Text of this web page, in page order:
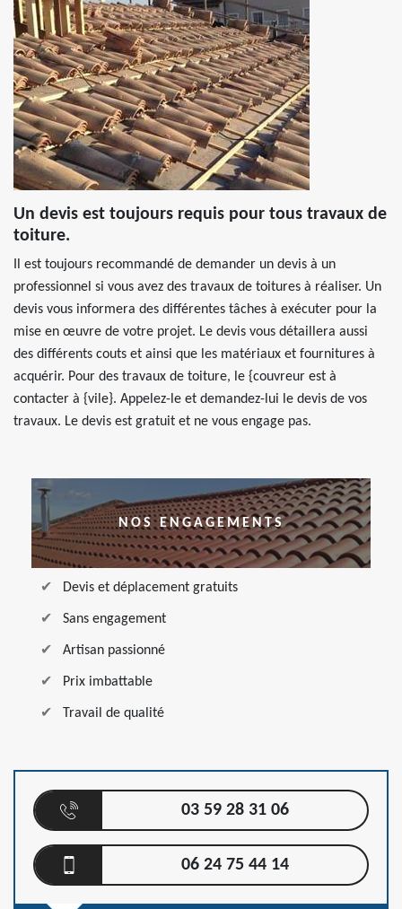
Un devis est toujours requis pour tous travaux de
toiture.
Il est toujours recommandé de demander un devis à un
professionnel si vous avez des travaux de toitures à réaliser. Un
devis vous informera des différentes tâches à exécuter pour la
mise en œuvre de votre projet. Le devis vous détaillera aussi
des différents couts et ainsi que les matériaux et fournitures à
acquérir. Pour des travaux de toiture, le {couvreur est à
contacter à {vile}. Appelez-le et demandez-lui le devis de vos
travaux. Le devis est gratuit et ne vous engage pas.
NOS ENGAGEMENTS
Devis et déplacement gratuits
Sans engagement
Artisan passionné
Prix imbattable
Travail de qualité
03 59 28 31 06
06 24 75 44 14